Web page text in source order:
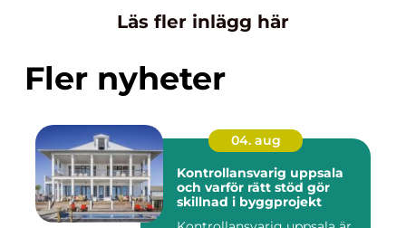
Läs fler inlägg här
Fler nyheter
04. aug
Kontrollansvarig uppsala
och varför rätt stöd gör
skillnad i byggprojekt